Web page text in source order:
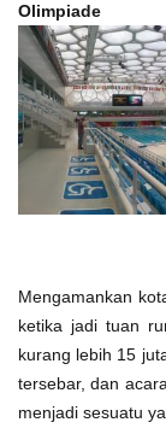
Olimpiade
Mengamankan
ketika jadi tuan
kurang lebih 15
tersebar, dan
menjadi sesuatu